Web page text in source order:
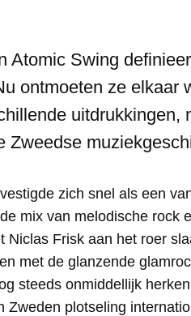
Atomic Swing
ontmoeten ze
uitdrukkingen,
Zweedse
vestigde zich snel als een
mix van melodische rock
Niclas Frisk aan het roer
met de glanzende
steeds onmiddellijk
Zweden plotseling